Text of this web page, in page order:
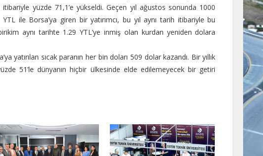
itibariyle yüzde 71,1’e yükseldi. Geçen yıl ağustos sonunda 1000
ile Borsa’ya giren bir yatırımcı, bu yıl aynı tarih itibariyle bu
aynı tarihte 1.29 YTL’ye inmiş olan kurdan yeniden dolara
yatırılan sıcak paranın her bin doları 509 dolar kazandı. Bir yıllık
51’le dünyanın hiçbir ülkesinde elde edilemeyecek bir getiri